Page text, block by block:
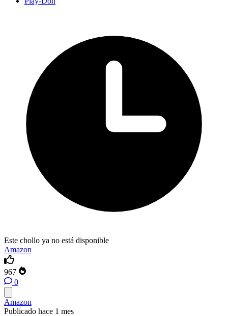
Este chollo ya no está disponible
Amazon
967
0
Amazon
Publicado hace 1 mes